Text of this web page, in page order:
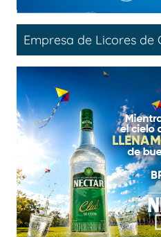
Empresa de Licores de